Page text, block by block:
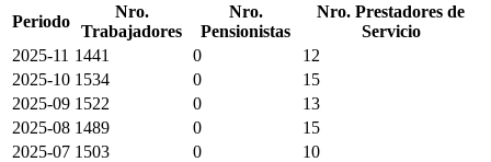
Periodo
Nro.
Trabajadores
Nro.
Pensionistas
Nro. Prestadores de
Servicio
2025-11 1441 0
12
2025-10 1534 0
15
2025-09 1522 0
13
2025-08 1489 0
15
2025-07 1503 0
10